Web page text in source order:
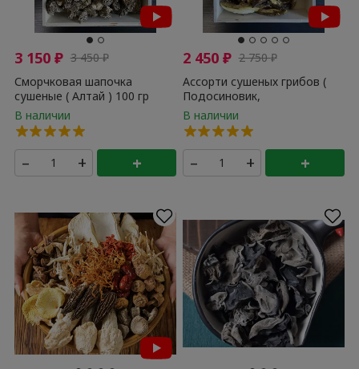
3 150₽ 3 450₽
Сморчковая шапочка
сушеные ( Алтай ) 100 гр
– + +
2 450₽ 2 750₽
Ассорти сушеных грибов (
Подосиновик,
Белопольский, Дубовик,
Белый ) 100 гр
– + +